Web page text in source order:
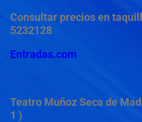
Consultar precios en
5232128
Entradas.com
Teatro Muñoz Seca de
1 )